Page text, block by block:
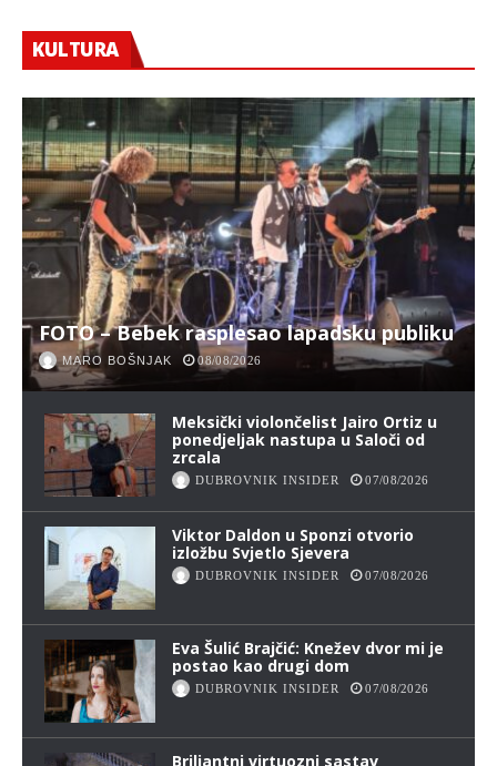
KULTURA
FOTO – Bebek rasplesao lapadsku publiku
MARO BOŠNJAK 08/08/2026
Meksički violončelist Jairo Ortiz u
ponedjeljak nastupa u Saloči od
zrcala
DUBROVNIK INSIDER 07/08/2026
Viktor Daldon u Sponzi otvorio
izložbu Svjetlo Sjevera
DUBROVNIK INSIDER 07/08/2026
Eva Šulić Brajčić: Knežev dvor mi je
postao kao drugi dom
DUBROVNIK INSIDER 07/08/2026
Briljantni virtuozni sastav